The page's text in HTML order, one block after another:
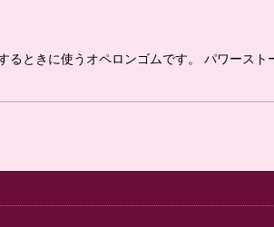
ときに使うオペロンゴムです。 パワース